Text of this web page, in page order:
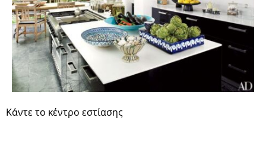
Κάντε το κέντρο εστίασης